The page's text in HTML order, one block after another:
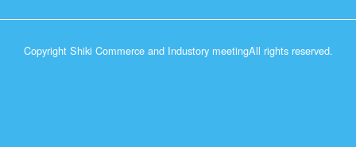
Copyright Shiki Commerce and Industory meetingAll rights reserved.